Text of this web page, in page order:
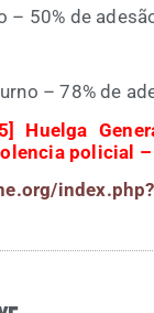
– 50% de
– 78% de
Huel­ga
poli­cial –